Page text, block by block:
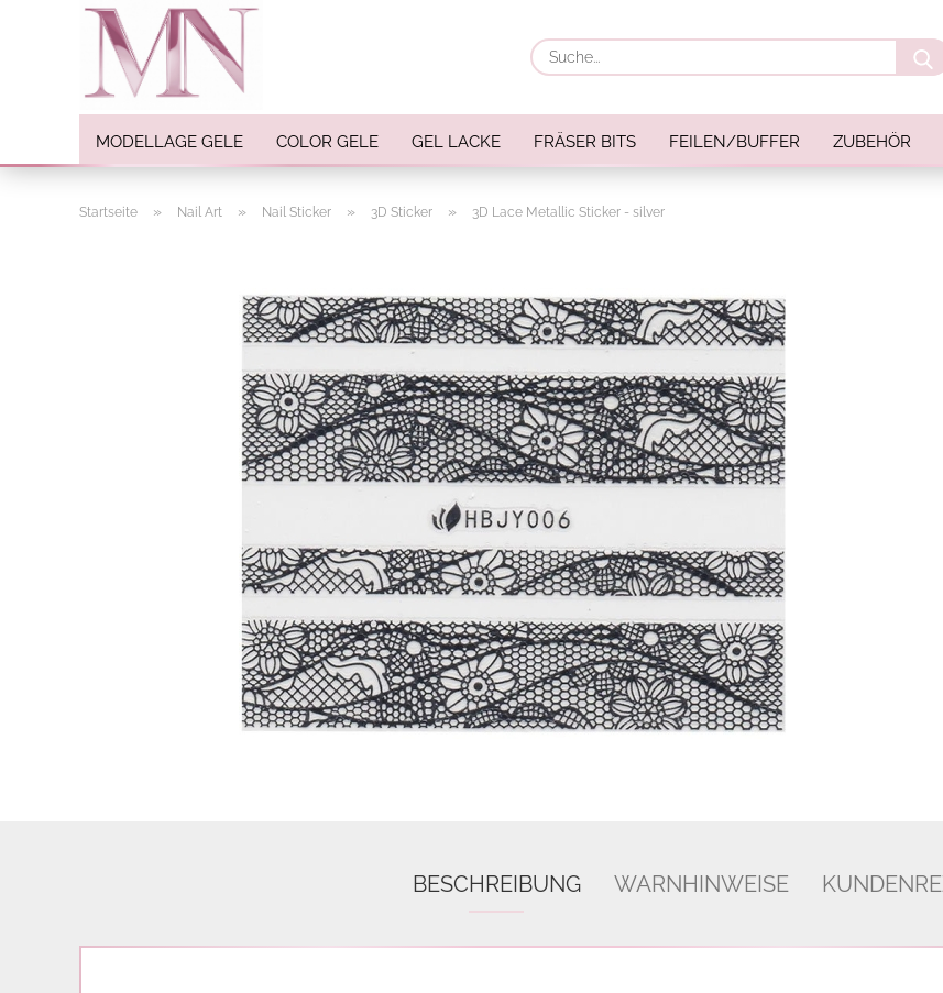
MODELLAGE GELE COLOR GELE GEL LACKE FRÄSER BITS FEILEN/BUFFER ZUBEHÖR
Pigmente
Nail Sticker
Nail Art Folien
Nail Stamping
Glitter
INK Colors
3D Nail Formen
Feine Acrylfarbe / Aquarell
Startseite » Nail Art » Nail Sticker » 3D Sticker » 3D Lace Metallic Sticker - silver
BESCHREIBUNG WARNHINWEISE